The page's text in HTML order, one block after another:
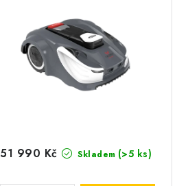
p
r
o
k
Skladem (>5 ks)
51 990 Kč